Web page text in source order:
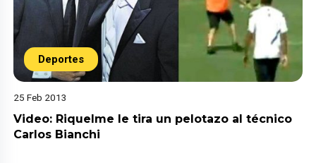
Deportes
25 Feb 2013
Video: Riquelme le tira un pelotazo al técnico
Carlos Bianchi